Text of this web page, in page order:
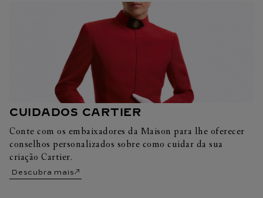
CUIDADOS CARTIER
Conte com os embaixadores da Maison para lhe oferecer
conselhos personalizados sobre como cuidar da sua
criação Cartier.
Descubra mais